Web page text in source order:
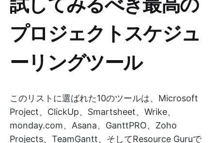
プロジェクトスケジュ
ーリングツール
このリストに選ばれた10のツールは、Microsoft
Project、ClickUp、Smartsheet、Wrike、
monday.com、Asana、GanttPRO、Zoho
Projects、TeamGantt、そしてResource Guruで